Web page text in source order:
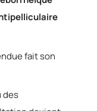
fait son
des